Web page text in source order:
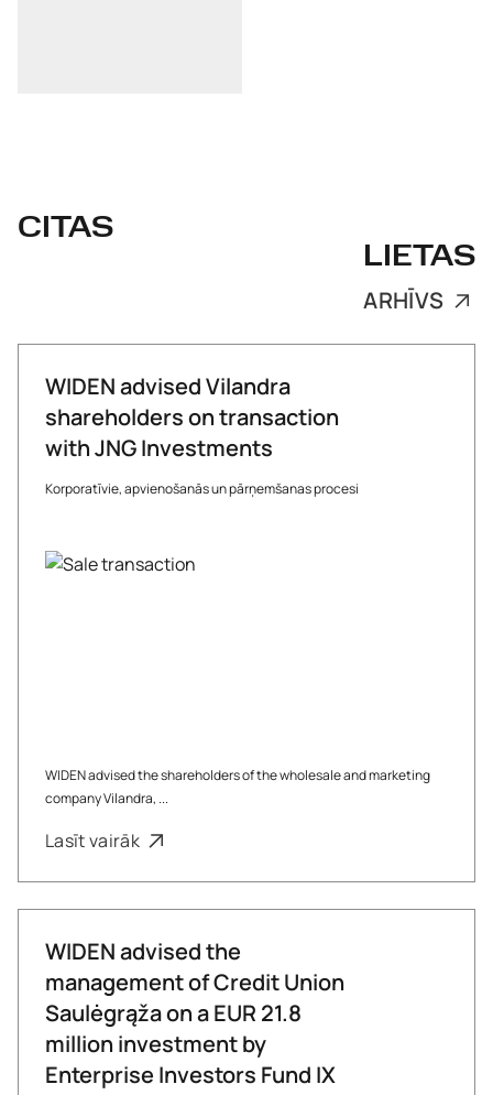
CITAS
LIETAS
ARHĪVS
WIDEN advised Vilandra
shareholders on transaction
with JNG Investments
Korporatīvie, apvienošanās un pārņemšanas procesi
WIDEN advised the shareholders of the wholesale and marketing
company Vilandra, ...
Lasīt vairāk
WIDEN advised the
management of Credit Union
Saulėgrąža on a EUR 21.8
million investment by
Enterprise Investors Fund IX